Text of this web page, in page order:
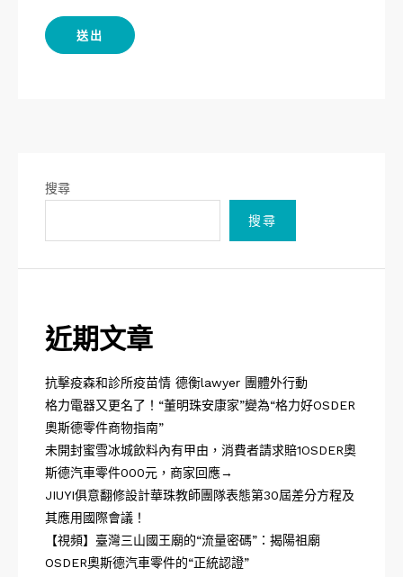
搜尋
搜尋
近期文章
抗擊疫森和診所疫苗情 德衡lawyer 團體外行動
格力電器又更名了！“董明珠安康家”變為“格力好OSDER
奧斯德零件商物指南”
未開封蜜雪冰城飲料內有甲由，消費者請求賠1OSDER奧
斯德汽車零件000元，商家回應→
JIUYI俱意翻修設計華珠教師團隊表態第30屆差分方程及
其應用國際會議！
【視頻】臺灣三山國王廟的“流量密碼”：揭陽祖廟
OSDER奧斯德汽車零件的“正統認證”